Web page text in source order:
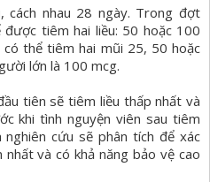
nhau 28 ngày. Trong đợt
tiêm hai liều: 50 hoặc 100
thể tiêm hai mũi 25, 50 hoặc
lớn là 100 mcg.
tiên sẽ tiêm liều thấp nhất và
khi tình nguyện viên sau tiêm
nghiên cứu sẽ phân tích để xác
và có khả năng bảo vệ cao